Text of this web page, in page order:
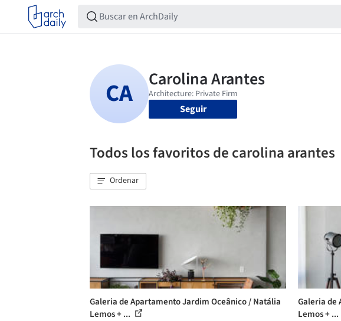
Seguir
Todos los favoritos de carolina arantes
Ordenar
Galeria de Apartamento Jardim Oceânico / Natália
Lemos + ...
Galeria de
Lemos + ...